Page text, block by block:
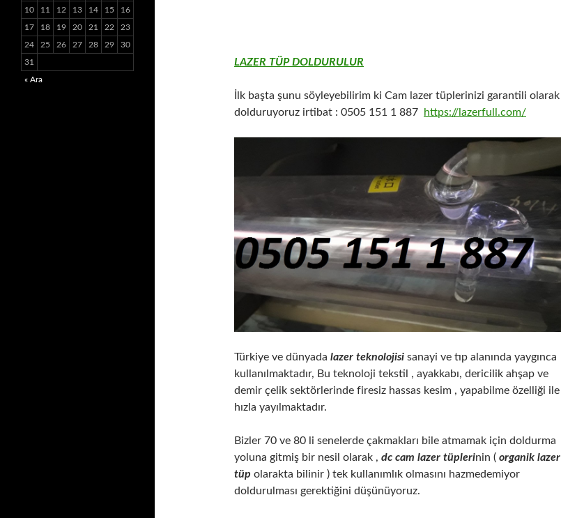
LAZER TÜP DOLDURULUR
İlk başta şunu söyleyebilirim ki Cam lazer tüplerinizi garantili olarak
dolduruyoruz irtibat : 0505 151 1 887
https://lazerfull.com/
Türkiye ve dünyada lazer teknolojisi sanayi ve tıp alanında yaygınca
kullanılmaktadır, Bu teknoloji tekstil , ayakkabı, dericilik ahşap ve
demir çelik sektörlerinde firesiz hassas kesim , yapabilme özelliği ile
hızla yayılmaktadır.
Bizler 70 ve 80 li senelerde çakmakları bile atmamak için doldurma
yoluna gitmiş bir nesil olarak , dc cam lazer tüplerinin ( organik lazer
tüp olarakta bilinir ) tek kullanımlık olmasını hazmedemiyor
doldurulması gerektiğini düşünüyoruz.
10 11 12 13 14 15 16
17 18 19 20 21 22 23
24 25 26 27 28 29 30
31
« Ara